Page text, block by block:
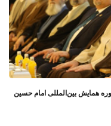
همایش بین‌المللی امام حسین